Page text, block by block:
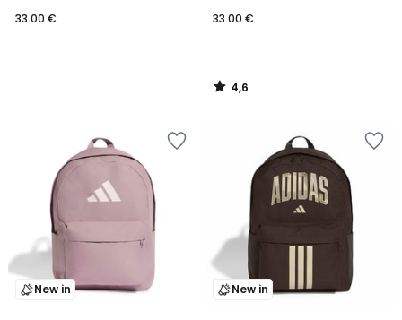
33.00 € 33.00 €
4,6
/
New in New in